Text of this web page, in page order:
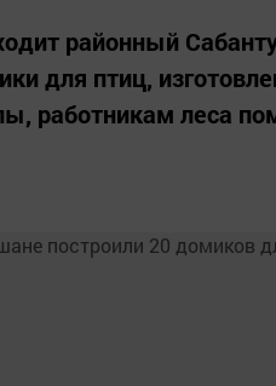
районный
для птиц,
работникам леса